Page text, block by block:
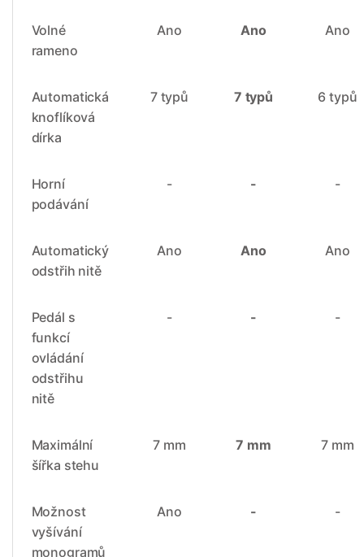
Volné
rameno
Ano Ano Ano
Automatická
knoflíková
dírka
7 typů 7 typů 6 typů
Horní
podávání
- - -
Automatický
odstřih nitě
Ano Ano Ano
Pedál s
funkcí
ovládání
odstřihu
nitě
- - -
Maximální
šířka stehu
7 mm 7 mm 7 mm
Možnost
vyšívání
monogramů
Ano - -